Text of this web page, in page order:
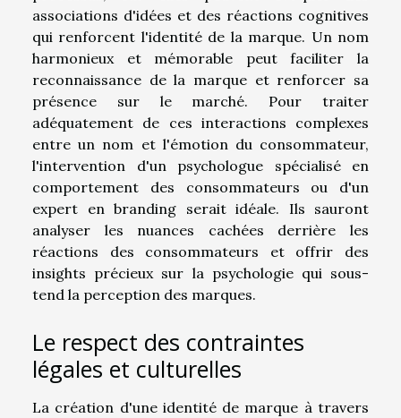
associations d'idées et des réactions cognitives
qui renforcent l'identité de la marque. Un nom
harmonieux et mémorable peut faciliter la
reconnaissance de la marque et renforcer sa
présence sur le marché. Pour traiter
adéquatement de ces interactions complexes
entre un nom et l'émotion du consommateur,
l'intervention d'un psychologue spécialisé en
comportement des consommateurs ou d'un
expert en branding serait idéale. Ils sauront
analyser les nuances cachées derrière les
réactions des consommateurs et offrir des
insights précieux sur la psychologie qui sous-
tend la perception des marques.
Le respect des contraintes
légales et culturelles
La création d'une identité de marque à travers